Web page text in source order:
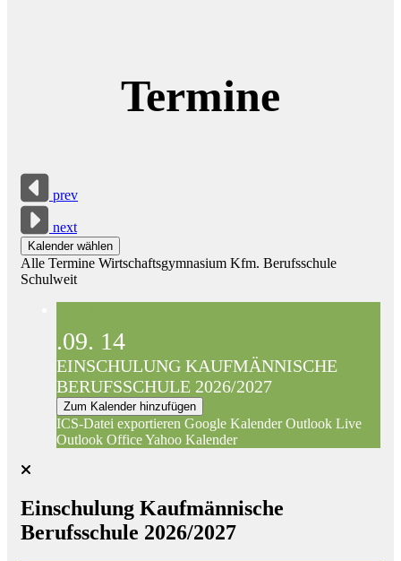
Termine
prev
next
Kalender wählen
Alle Termine Wirtschaftsgymnasium Kfm. Berufsschule
Schulweit
.09. 14
EINSCHULUNG KAUFMÄNNISCHE
BERUFSSCHULE 2026/2027
Zum Kalender hinzufügen
ICS-Datei exportieren Google KalenderOutlook Live
Outlook OfficeYahoo Kalender
Einschulung Kaufmännische
Berufsschule 2026/2027